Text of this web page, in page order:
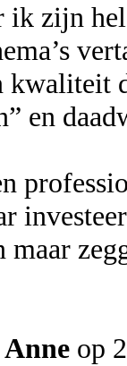
ik zijn
kwaliteit
en
maar
Anne op